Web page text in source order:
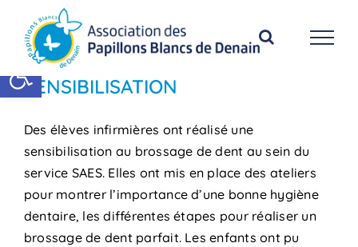
Ouvrir la barre d’outils
contenu
SENSIBILISATION
Des élèves infirmières ont réalisé une
sensibilisation au brossage de dent au sein du
service SAES. Elles ont mis en place des ateliers
pour montrer l’importance d’une bonne hygiène
dentaire, les différentes étapes pour réaliser un
brossage de dent parfait. Les enfants ont pu